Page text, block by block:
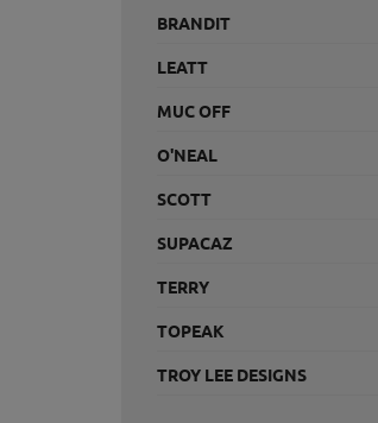
BRANDIT
LEATT
MUC OFF
O'NEAL
SCOTT
SUPACAZ
TERRY
TOPEAK
TROY LEE DESIGNS